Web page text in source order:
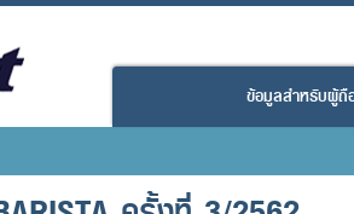
ข้อมูลสำหรับผู้ถื